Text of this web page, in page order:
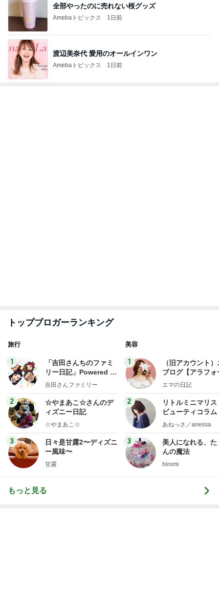
全部やったのに売れない桜グッズ
Amebaトピックス 1日前
渡辺美奈代 愛用のオールインワン
Amebaトピックス 1日前
トップブロガーランキング
旅行
1
「吉田さんちのファミ
リー日記」Powered b
y Ameba 吉田さんファ
ログ
吉田さんファミリー
2
☆やまあこ☆さんのデ
ィズニー日記
☆やまあこ☆
3
日々是甘露2〜ディズニ
ー風味〜
甘露
美容
1
（旧アカウント
ブログ【アラフォ
社売却セカンドラ
エマの日記
2
リトルミニマリス
ビューティコラ
little
あねっさ／anessa
3
美人になれる、た
んの魔法
hiromi
もっと見る